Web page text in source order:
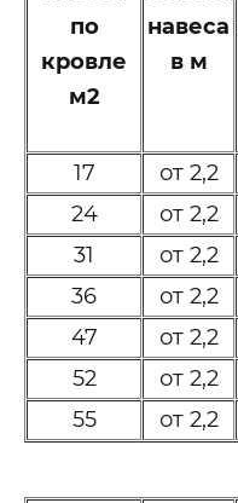
по
кровле
м2
навеса
в м
17 от 2,2
24
от 2,2
31
от 2,2
36
от 2,2
47
от 2,2
52
от 2,2
55
от 2,2